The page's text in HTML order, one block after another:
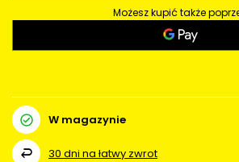
Możesz kupić także
W magazynie
30 dni na łatwy zwrot